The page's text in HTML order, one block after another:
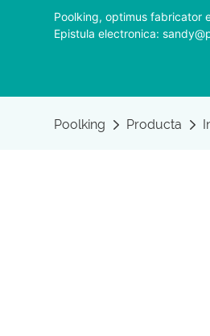
Poolking, optimus fabricator
Epistula electronica:
Poolking Producta